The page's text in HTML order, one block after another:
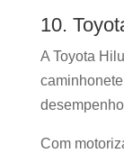
10.
A Toyota
Com